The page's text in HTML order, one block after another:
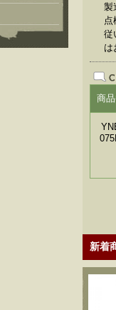
製
点
従
は
商
新着